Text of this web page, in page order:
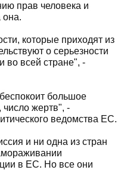
прав человека и
она.
которые приходят из
о серьезности
во всей стране", -
большое
число жертв", -
ведомства ЕС.
и ни одна из стран
в ЕС. Но все они